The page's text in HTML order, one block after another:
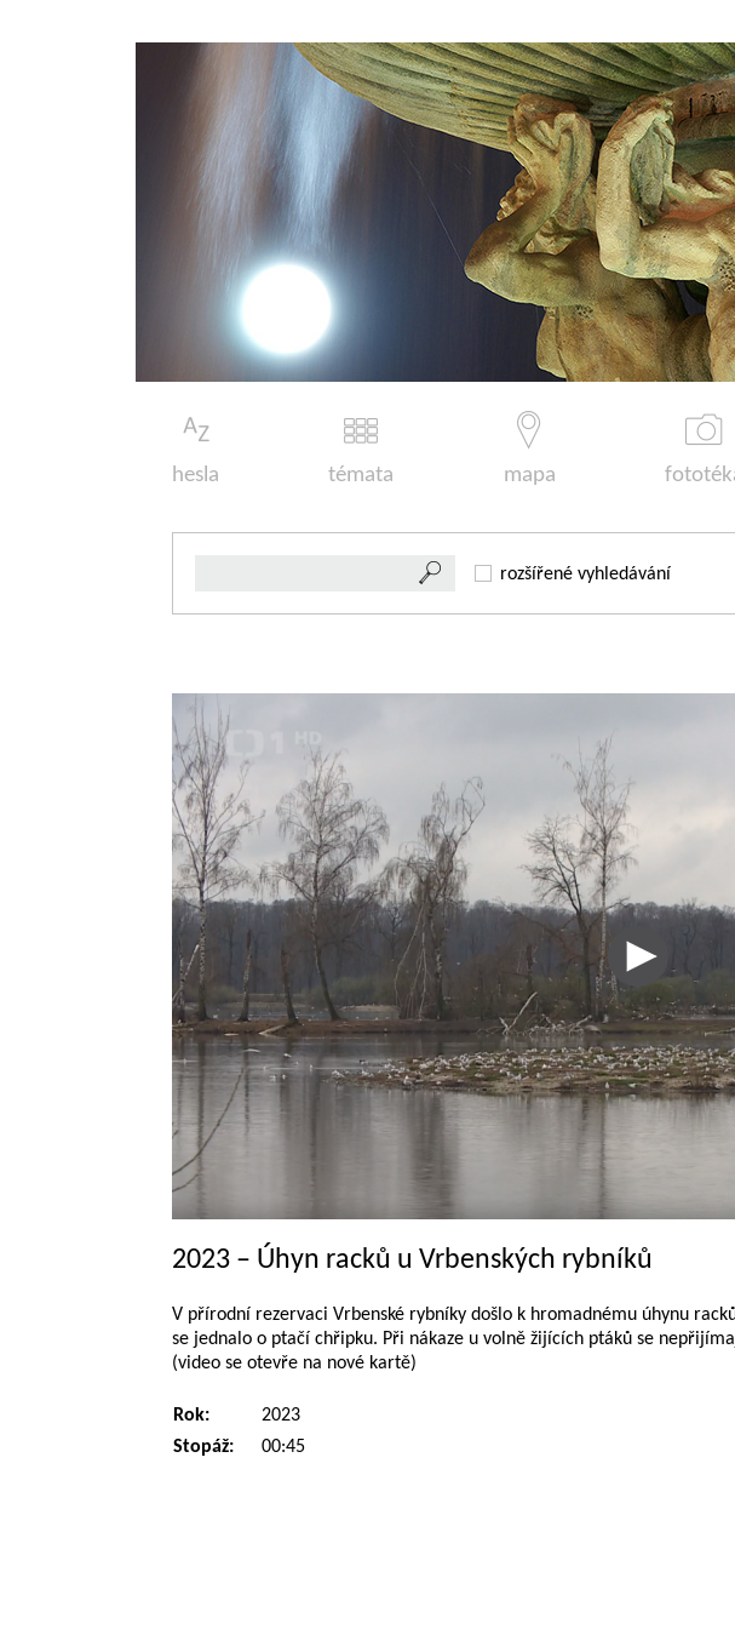
hesla témata mapa
rozšířené vyhledávání
2023 – Úhyn racků u Vrbenských rybníků
V přírodní rezervaci Vrbenské rybníky došlo k hromadnému úhynu
se jednalo o ptačí chřipku. Při nákaze u volně žijících ptáků se
(video se otevře na nové kartě)
Rok:
2023
Stopáž:
00:45